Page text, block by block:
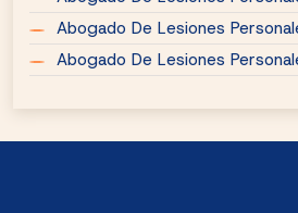
Abogado De Lesiones
Abogado De Lesiones